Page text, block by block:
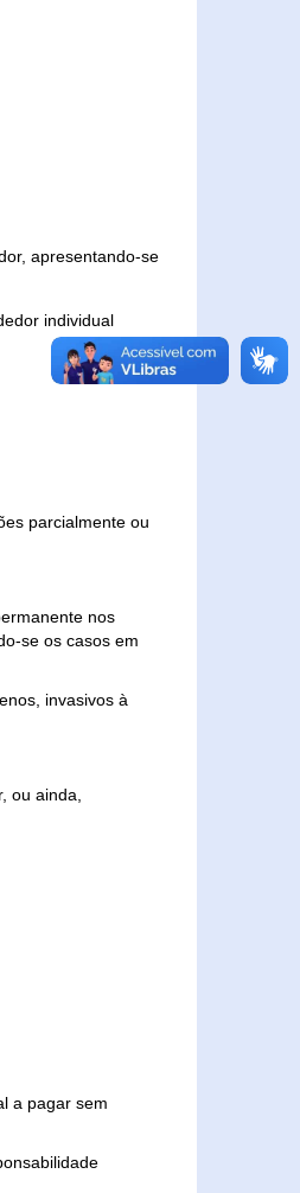
apresentando-se
individual
parcialmente ou
nos
se os casos em
invasivos à
ou ainda,
a pagar sem